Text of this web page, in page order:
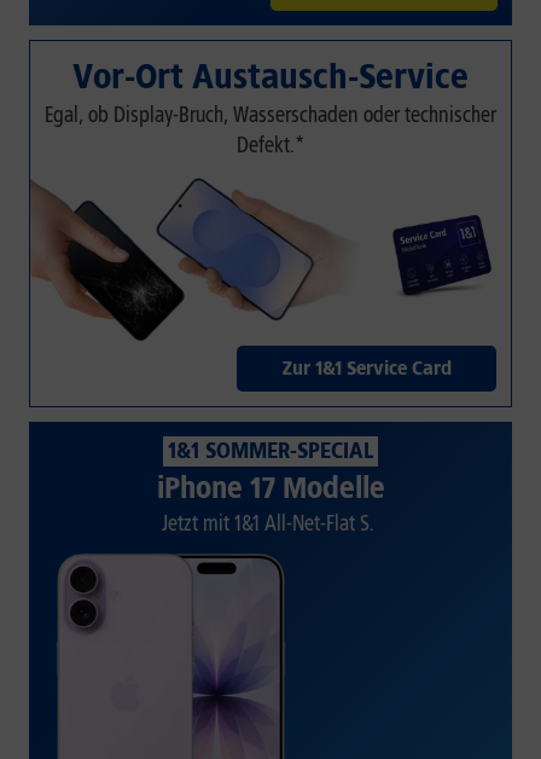
Vor-Ort Austausch-Service
Egal, ob Display-Bruch, Wasserschaden oder technischer
Defekt.*
Zur 1&1 Service Card
1&1 SOMMER-SPECIAL
iPhone 17 Modelle
Jetzt mit 1&1 All-Net-Flat S.